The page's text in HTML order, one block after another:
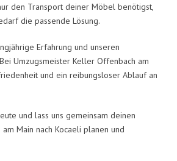
den Transport deiner Möbel benötigst,
die passende Lösung.
Erfahrung und unseren
Umzugsmeister Keller Offenbach am
und ein reibungsloser Ablauf an
und lass uns gemeinsam deinen
Main nach Kocaeli planen und